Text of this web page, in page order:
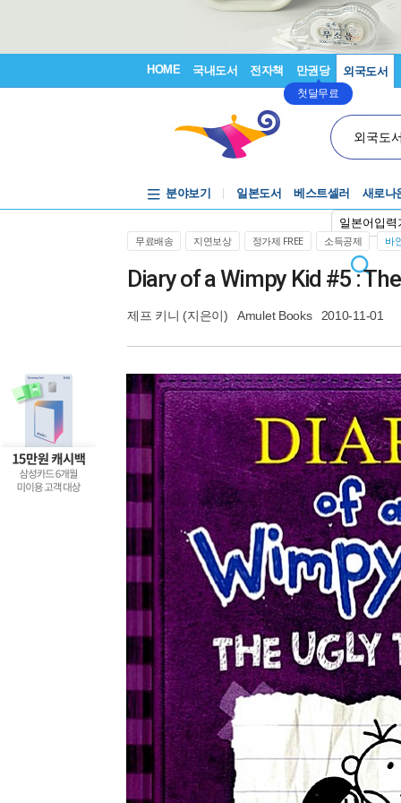
HOME 국내도서 전자책 만권당
첫달무료
외국도서
외국도
일본어입력
분야보기 일본도서 베스트셀러 새로나
무료배송 지연보상 정가제 FREE 소득공제 바
Diary of a Wimpy Kid #5 :
제프 키니 (지은이) Amulet Books 2010-11-01